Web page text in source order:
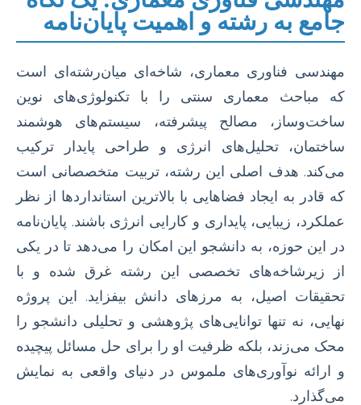
جامع به رشته و اهمیت پایان‌نامه
مهندسی فناوری معماری، شاخه‌ای میان‌رشته‌ای است
که مباحث معماری سنتی را با تکنولوژی‌های نوین
ساخت‌وساز، مصالح پیشرفته، سیستم‌های هوشمند
ساختمان، تحلیل‌های انرژی و طراحی پایدار ترکیب
می‌کند. هدف اصلی این رشته، تربیت متخصصانی است
که قادر به ایجاد فضاهایی با بالاترین استانداردها از نظر
عملکرد، زیبایی، پایداری و کارایی انرژی باشند. پایان‌نامه
در این حوزه، به دانشجو این امکان را می‌دهد تا در یکی
از زیرشاخه‌های تخصصی این رشته غرق شده و با
تحقیقات اصیل، به مرزهای دانش بیفزاید. این پروژه
نهایی، نه تنها توانایی‌های پژوهشی و تحلیلی دانشجو را
محک می‌زند، بلکه ظرفیت او را برای حل مسائل پیچیده
و ارائه نوآوری‌های ملموس در دنیای واقعی به نمایش
می‌گذارد.